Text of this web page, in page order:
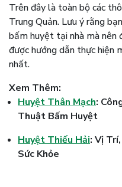
Trên đây là toàn bộ các
Trung Quản. Lưu ý rằng
bấm huyệt tại nhà mà nên
được hướng dẫn thực hiện
nhất.
Xem Thêm:
Huyệt Thân Mạch:
Thuật Bấm Huyệt
Huyệt Thiếu Hải: Vị
Sức Khỏe